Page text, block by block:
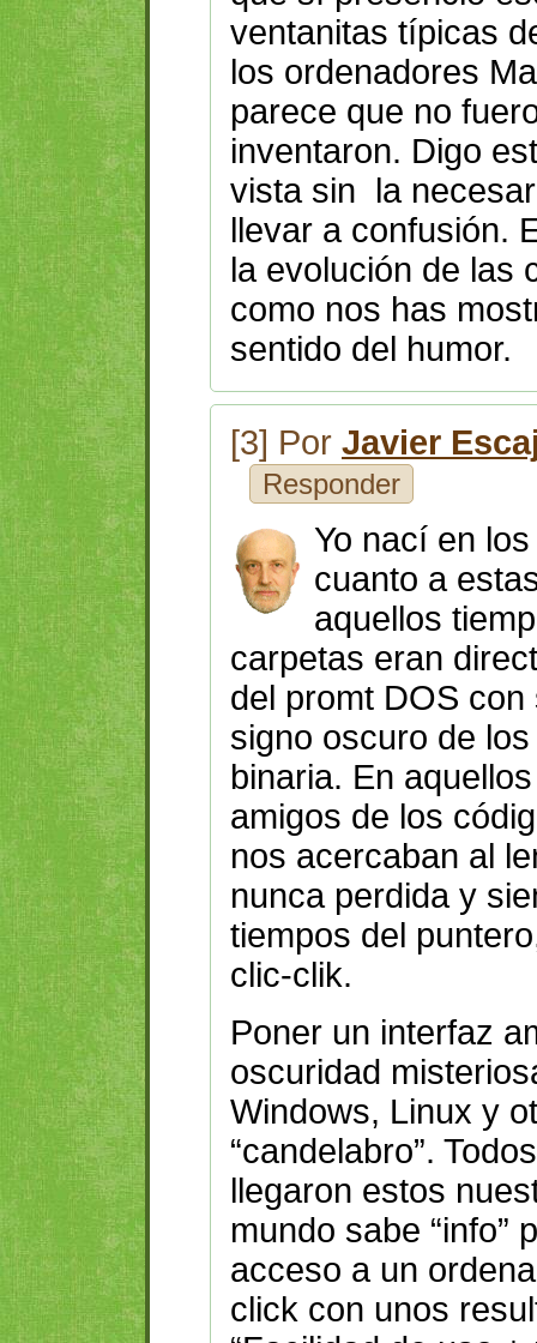
ventanitas típicas
los ordenadores
parece que no
inventaron. Digo
vista sin la
llevar a confusión.
la evolución de las
como nos has
sentido del humor.
[3] Por Javier
Responder
Yo nací en
cuanto a
aquellos
carpetas eran
del promt DOS
signo oscuro de
binaria. En
amigos de los
nos acercaban al
nunca perdida y
tiempos del
clic-clik.
Poner un interfaz
oscuridad
Windows, Linux y
“candelabro”.
llegaron estos
mundo sabe “info”
acceso a un
click con unos